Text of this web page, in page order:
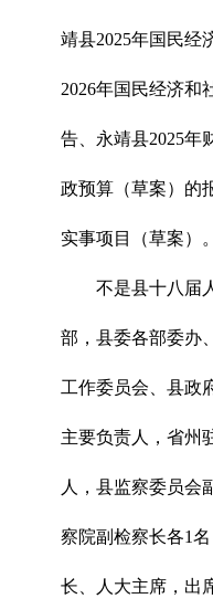
靖县2025年国民经
2026年国民经济和
告、永靖县2025年
政预算（草案）的
实事项目（草案）。
不是县十八届
部，县委各部委办
工作委员会、县政
主要负责人，省州
人，县监察委员会
察院副检察长各1
长、人大主席，出